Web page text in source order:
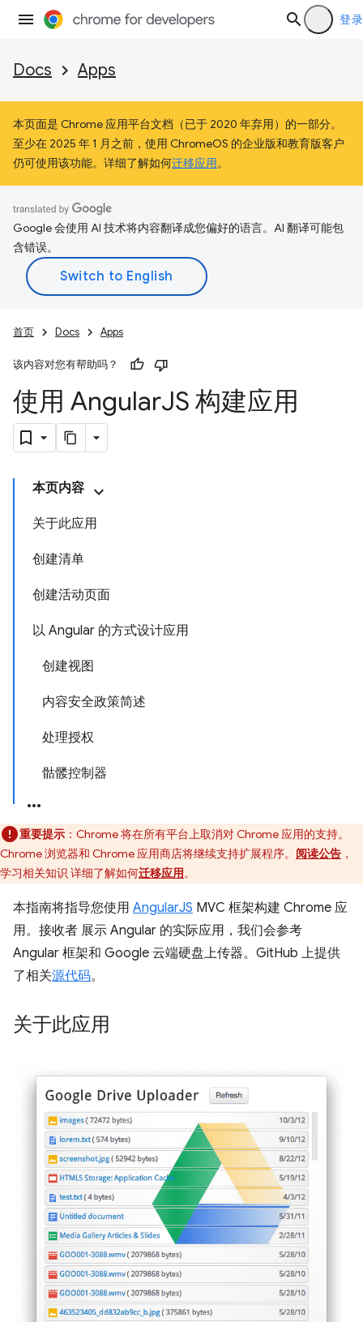
登录
Docs Apps
本页面是 Chrome 应用平台文档（已于 2020 年弃用）的一部分。
至少在 2025 年 1 月之前，使用 ChromeOS 的企业版和教育版客户
仍可使用该功能。详细了解如何迁移应用。
Google 会使用 AI 技术将内容翻译成您偏好的语言。AI 翻译可能包
含错误。
首页 Docs Apps
该内容对您有帮助吗？
使用 AngularJS 构建应用
本页内容
关于此应用
创建清单
创建活动页面
以 Angular 的方式设计应用
创建视图
内容安全政策简述
处理授权
骷髅控制器
重要提示 ：Chrome 将在所有平台上取消对 Chrome 应用的支持。
Chrome 浏览器和 Chrome 应用商店将继续支持扩展程序。 阅读公告 ，
学习相关知识 详细了解如何迁移应用。
本指南将指导您使用 AngularJS MVC 框架构建 Chrome 应
用。接收者 展示 Angular 的实际应用，我们会参考
Angular 框架和 Google 云端硬盘上传器。GitHub 上提供
了相关源代码。
关于此应用